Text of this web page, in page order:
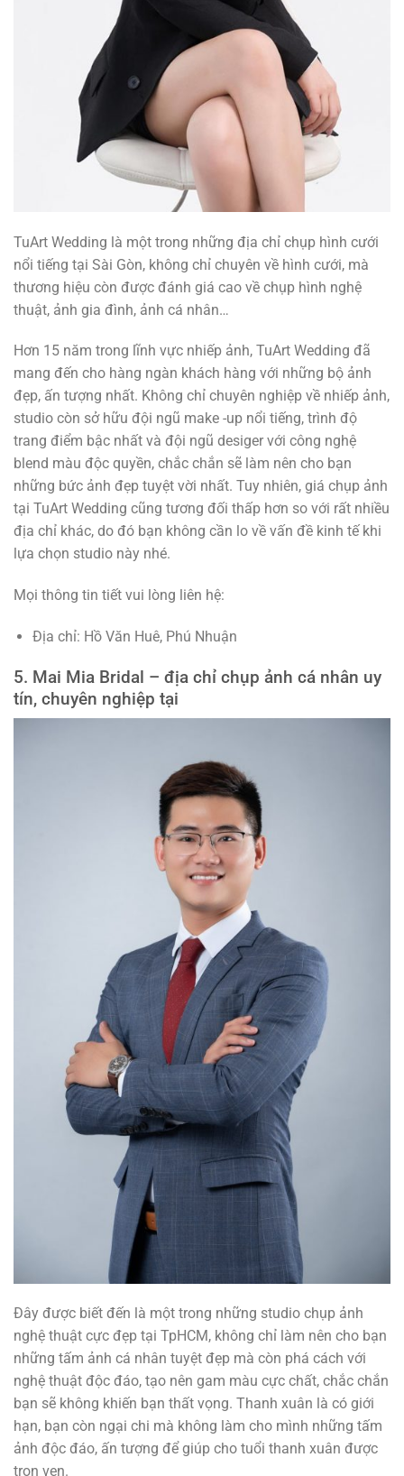
TuArt Wedding là một trong những địa chỉ chụp hình cưới
nổi tiếng tại Sài Gòn, không chỉ chuyên về hình cưới, mà
thương hiệu còn được đánh giá cao về chụp hình nghệ
thuật, ảnh gia đình, ảnh cá nhân…
Hơn 15 năm trong lĩnh vực nhiếp ảnh, TuArt Wedding đã
mang đến cho hàng ngàn khách hàng với những bộ ảnh
đẹp, ấn tượng nhất. Không chỉ chuyên nghiệp về nhiếp ảnh,
studio còn sở hữu đội ngũ make -up nổi tiếng, trình độ
trang điểm bậc nhất và đội ngũ desiger với công nghệ
blend màu độc quyền, chắc chắn sẽ làm nên cho bạn
những bức ảnh đẹp tuyệt vời nhất. Tuy nhiên, giá chụp ảnh
tại TuArt Wedding cũng tương đối thấp hơn so với rất nhiều
địa chỉ khác, do đó bạn không cần lo về vấn đề kinh tế khi
lựa chọn studio này nhé.
Mọi thông tin tiết vui lòng liên hệ:
Địa chỉ: Hồ Văn Huê, Phú Nhuận
5. Mai Mia Bridal – địa chỉ chụp ảnh cá nhân uy
tín, chuyên nghiệp tại
Đây được biết đến là một trong những studio chụp ảnh
nghệ thuật cực đẹp tại TpHCM, không chỉ làm nên cho bạn
những tấm ảnh cá nhân tuyệt đẹp mà còn phá cách với
nghệ thuật độc đáo, tạo nên gam màu cực chất, chắc chắn
bạn sẽ không khiến bạn thất vọng. Thanh xuân là có giới
hạn, bạn còn ngại chi mà không làm cho mình những tấm
ảnh độc đáo, ấn tượng để giúp cho tuổi thanh xuân được
trọn vẹn.